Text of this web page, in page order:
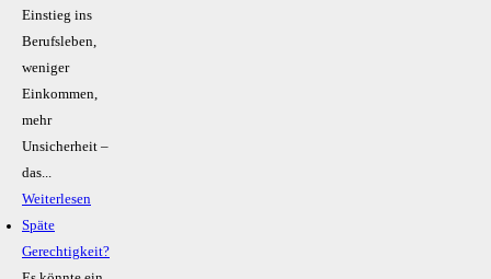
Einstieg ins
Berufsleben,
weniger
Einkommen,
mehr
Unsicherheit –
das...
Weiterlesen
Späte
Gerechtigkeit?